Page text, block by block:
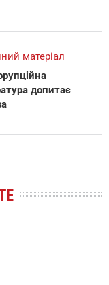
матеріал
допитає